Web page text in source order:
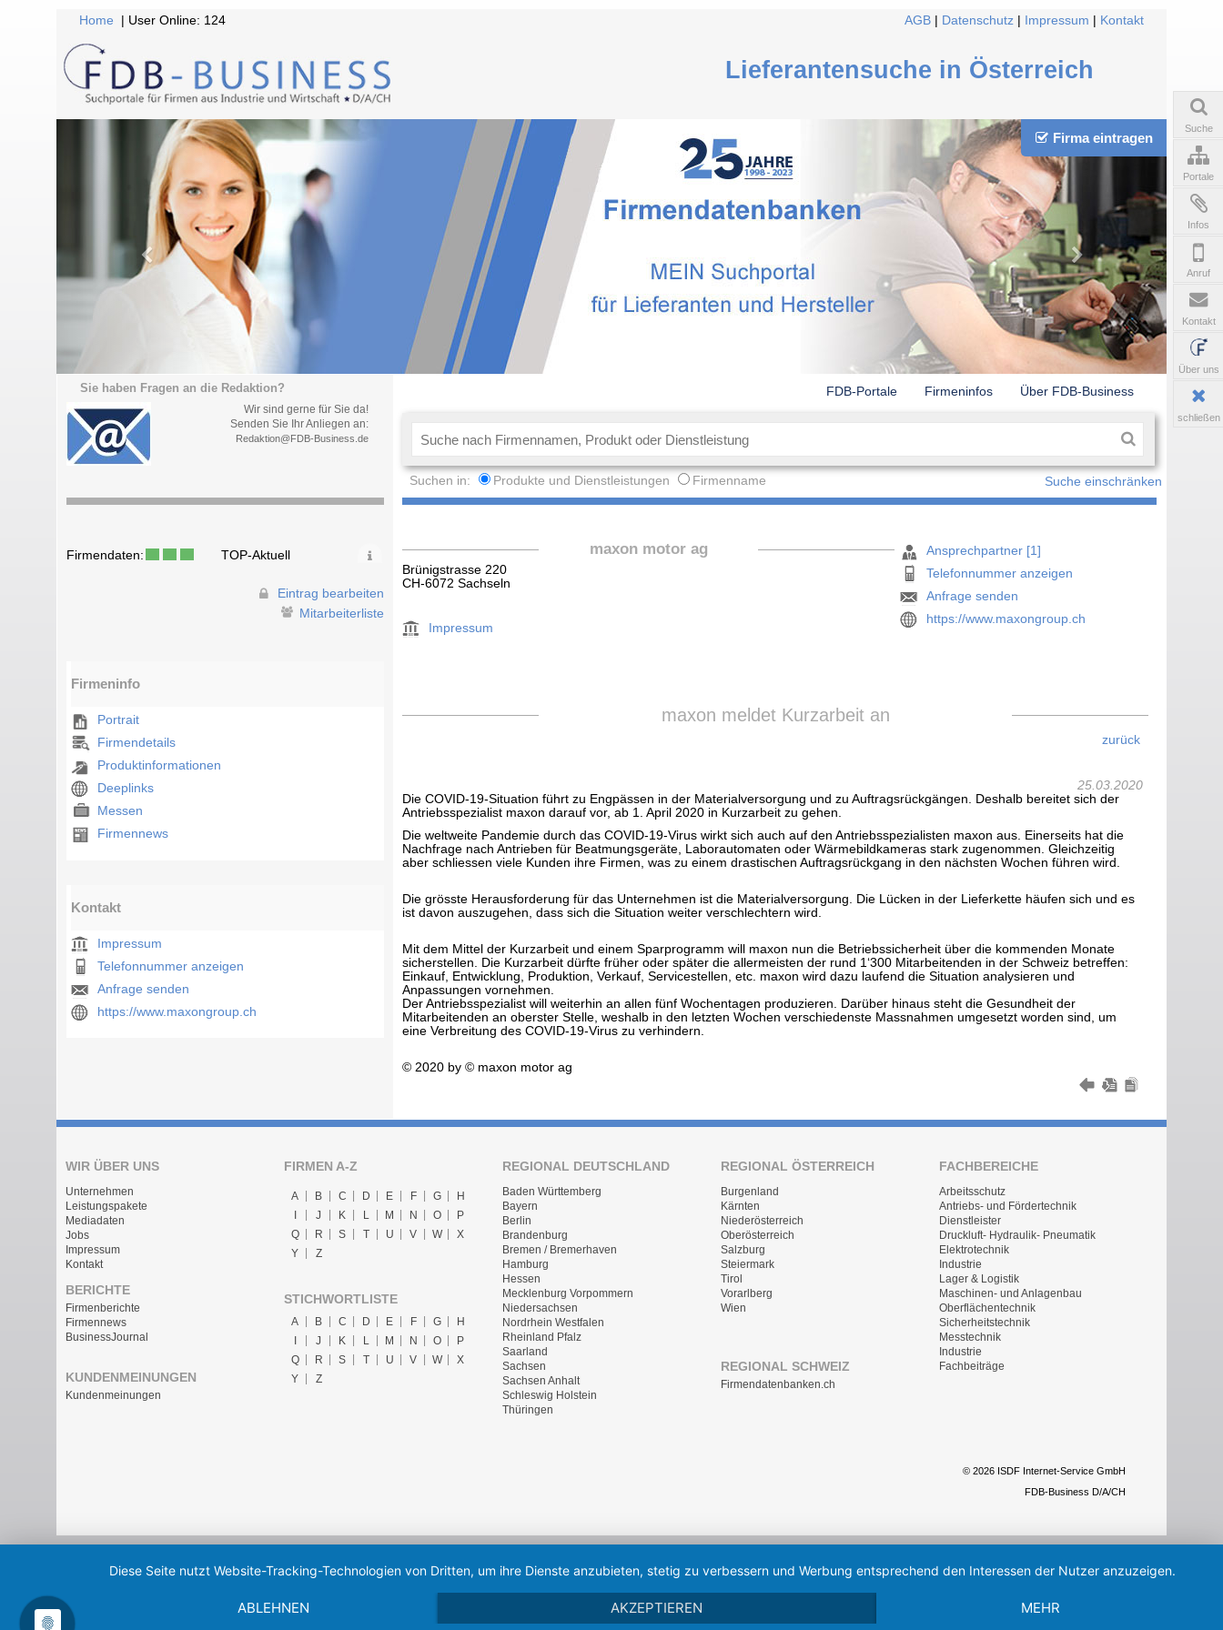
Home | User Online: 124 AGB Datenschutz Impressum Kontakt
Lieferantensuche in Österreich
Firma eintragen
Sie haben Fragen an die Redaktion?
Wir sind gerne für Sie da!
Senden Sie Ihr Anliegen an:
Redaktion@FDB-Business.de
FDB-Portale Firmeninfos Über FDB-Business
Suchen in: Produkte und Dienstleistungen Firmenname Suche einschränken
Firmendaten: TOP-Aktuell
Eintrag bearbeiten
Mitarbeiterliste
Firmeninfo
Portrait
Firmendetails
Produktinformationen
Deeplinks
Messen
Firmennews
Kontakt
Impressum
Telefonnummer anzeigen
Anfrage senden
https://www.maxongroup.ch
maxon motor ag
Brünigstrasse 220
CH-6072 Sachseln
Impressum
Ansprechpartner [1]
Telefonnummer anzeigen
Anfrage senden
https://www.maxongroup.ch
maxon meldet Kurzarbeit an
zurück
25.03.2020
Die COVID-19-Situation führt zu Engpässen in der Materialversorgung und zu Auftragsrückgängen. Deshalb bereitet sich der
Antriebsspezialist maxon darauf vor, ab 1. April 2020 in Kurzarbeit zu gehen.
Die weltweite Pandemie durch das COVID-19-Virus wirkt sich auch auf den Antriebsspezialisten maxon aus. Einerseits hat die
Nachfrage nach Antrieben für Beatmungsgeräte, Laborautomaten oder Wärmebildkameras stark zugenommen. Gleichzeitig
aber schliessen viele Kunden ihre Firmen, was zu einem drastischen Auftragsrückgang in den nächsten Wochen führen wird.
Die grösste Herausforderung für das Unternehmen ist die Materialversorgung. Die Lücken in der Lieferkette häufen sich und es
ist davon auszugehen, dass sich die Situation weiter verschlechtern wird.
Mit dem Mittel der Kurzarbeit und einem Sparprogramm will maxon nun die Betriebssicherheit über die kommenden Monate
sicherstellen. Die Kurzarbeit dürfte früher oder später die allermeisten der rund 1‘300 Mitarbeitenden in der Schweiz betreffen:
Einkauf, Entwicklung, Produktion, Verkauf, Servicestellen, etc. maxon wird dazu laufend die Situation analysieren und
Anpassungen vornehmen.
Der Antriebsspezialist will weiterhin an allen fünf Wochentagen produzieren. Darüber hinaus steht die Gesundheit der
Mitarbeitenden an oberster Stelle, weshalb in den letzten Wochen verschiedenste Massnahmen umgesetzt worden sind, um
eine Verbreitung des COVID-19-Virus zu verhindern.
© 2020 by © maxon motor ag
WIR ÜBER UNS
Unternehmen
Leistungspakete
Mediadaten
Jobs
Impressum
Kontakt
BERICHTE
Firmenberichte
Firmennews
BusinessJournal
KUNDENMEINUNGEN
Kundenmeinungen
FIRMEN A-Z
A B C D E F G
H
J K L M N O
P
Q
R S T U V W
X
Y
Z
STICHWORTLISTE
A B C D E F G
H
J K L M N O
P
Q
R S T U V W
X
Y
Z
REGIONAL DEUTSCHLAND
Baden Württemberg
Bayern
Berlin
Brandenburg
Bremen / Bremerhaven
Hamburg
Hessen
Mecklenburg Vorpommern
Niedersachsen
Nordrhein Westfalen
Rheinland Pfalz
Saarland
Sachsen
Sachsen Anhalt
Schleswig Holstein
Thüringen
REGIONAL ÖSTERREICH
Burgenland
Kärnten
Niederösterreich
Oberösterreich
Salzburg
Steiermark
Tirol
Vorarlberg
Wien
REGIONAL SCHWEIZ
Firmendatenbanken.ch
FACHBEREICHE
Arbeitsschutz
Antriebs- und Fördertechnik
Dienstleister
Druckluft- Hydraulik- Pneumatik
Elektrotechnik
Industrie
Lager & Logistik
Maschinen- und Anlagenbau
Oberflächentechnik
Sicherheitstechnik
Messtechnik
Industrie
Fachbeiträge
© 2026 ISDF Internet-Service GmbH
FDB-Business D/A/CH
Suche
Portale
Infos
Anruf
Kontakt
Über uns
schließen
Diese Seite nutzt Website-Tracking-Technologien von Dritten, um ihre Dienste anzubieten, stetig zu verbessern und Werbung entsprechend den Interessen der Nutzer anzuzeigen.
ABLEHNEN AKZEPTIEREN MEHR